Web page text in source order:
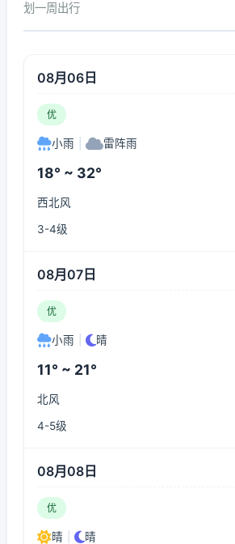
划一周出行
08月06日
优
小雨 雷阵雨
18° ~ 32°
西北风
3-4级
08月07日
优
小雨 晴
11° ~ 21°
北风
4-5级
08月08日
优
晴 晴